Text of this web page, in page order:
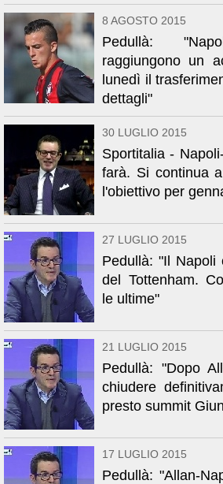
8 AGOSTO 2015
Pedullà:
raggiungono un
lunedì il
dettagli"
30 LUGLIO 2015
Sportitalia -
farà. Si continua
l'obiettivo per
27 LUGLIO 2015
Pedullà: "Il
del Tottenham.
le ultime"
21 LUGLIO 2015
Pedullà: "Dopo
chiudere
presto summit
17 LUGLIO 2015
Pedullà: "Allan-